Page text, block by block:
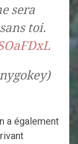
sera
toi.
a également